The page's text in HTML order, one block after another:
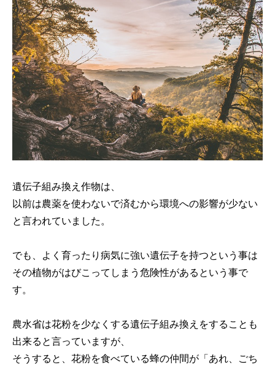
遺伝子組み換え作物は、
以前は農薬を使わないで済むから環境への影響が少ない
と言われていました。
でも、よく育ったり病気に強い遺伝子を持つという事は
その植物がはびこってしまう危険性があるという事で
す。
農水省は花粉を少なくする遺伝子組み換えをすることも
出来ると言っていますが、
そうすると、花粉を食べている蜂の仲間が「あれ、ごち